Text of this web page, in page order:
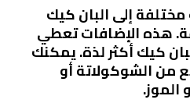
إلى البان كيك
هذه الإضافات تعطي
كيك أكثر لذة. يمكنك
من الشوكولاتة أو
الموز.